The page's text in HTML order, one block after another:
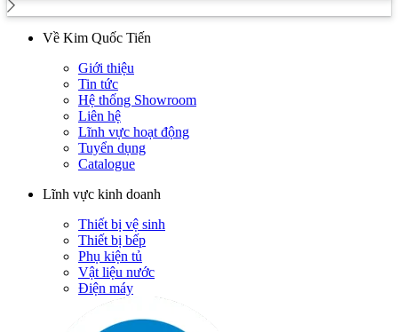
Về Kim Quốc Tiến
Giới thiệu
Tin tức
Hệ thống Showroom
Liên hệ
Lĩnh vực hoạt động
Tuyển dụng
Catalogue
Lĩnh vực kinh doanh
Thiết bị vệ sinh
Thiết bị bếp
Phụ kiện tủ
Vật liệu nước
Điện máy